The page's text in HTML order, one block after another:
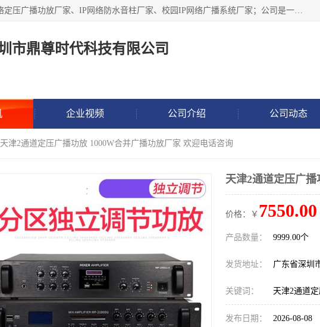
深圳市鼎尊时代科技有限公司主要从事：IP网络定压广播功放厂家、IP网络防水音柱厂家、校园IP网络广播系统厂家；公司是一家集研发、生产、销售公共广播器材于一体的现代电子科技企业。公司成立多年来，本着“自主研发技术、开拓稳定的产品”的宗旨，集多年的行业经验，引航广播行业的迅猛发展，使产品能够适应时代技术发展的需要。
市鼎尊时代科技有限公司
企业视频 公司介绍 公司动态
津2通道定压广播功放 1000W合并广播功放厂家 欢迎电话咨询
天津2通道定压广
价格：￥ 7550.00
产品数量： 9999.00个
发货地址： 广东省深圳
关键词： 天津2通道
发布日期： 2026-08-08